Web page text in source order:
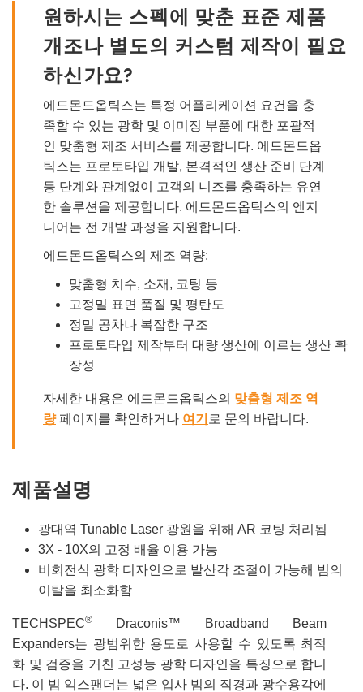
원하시는 스펙에 맞춘 표준 제품
개조나 별도의 커스텀 제작이 필요
하신가요?
에드몬드옵틱스는 특정 어플리케이션 요건을 충
족할 수 있는 광학 및 이미징 부품에 대한 포괄적
인 맞춤형 제조 서비스를 제공합니다. 에드몬드옵
틱스는 프로토타입 개발, 본격적인 생산 준비 단계
등 단계와 관계없이 고객의 니즈를 충족하는 유연
한 솔루션을 제공합니다. 에드몬드옵틱스의 엔지
니어는 전 개발 과정을 지원합니다.
에드몬드옵틱스의 제조 역량:
맞춤형 치수, 소재, 코팅 등
고정밀 표면 품질 및 평탄도
정밀 공차나 복잡한 구조
프로토타입 제작부터 대량 생산에 이르는 생산 확
장성
자세한 내용은 에드몬드옵틱스의 맞춤형 제조 역
량페이지를 확인하거나 여기 로 문의 바랍니다.
제품설명
광대역 Tunable Laser 광원을 위해 AR 코팅 처리됨
3X - 10X의 고정 배율 이용 가능
비회전식 광학 디자인으로 발산각 조절이 가능해 빔의
이탈을 최소화함
TECHSPEC®
Draconis™ Broadband Beam
Expanders는 광범위한 용도로 사용할 수 있도록 최적
화 및 검증을 거친 고성능 광학 디자인을 특징으로 합니
다. 이 빔 익스팬더는 넓은 입사 빔의 직경과 광수용각에